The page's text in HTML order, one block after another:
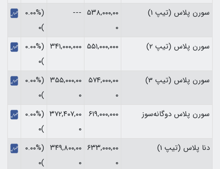
سورن پلاس (تیپ 1)
۵۳۸,۰۰۰,۰۰
۰
---
(۰.۰۰%
)۰
سورن پلاس (تیپ 2)
۵۵۱,۰۰۰,۰۰۰ ۳۴۱,۰۰۰,۰۰۰
(۰.۰۰%
)۰
سورن پلاس (تیپ 3)
۵۷۴,۰۰۰,۰۰
۰
۳۵۵,۰۰۰,۰۰
۰
(۰.۰۰%
)۰
سورن پلاس دوگانه‌سوز
۶۱۹,۰۰۰,۰۰۰
۳۷۲,۴۰۷,۰۰
۰
(۰.۰۰%
)۰
دنا پلاس (تیپ 1)
۶۳۳,۰۰۰,۰۰
۰
۳۴۹,۸۰۰,۰۰
۰
(۰.۰۰%
)۰